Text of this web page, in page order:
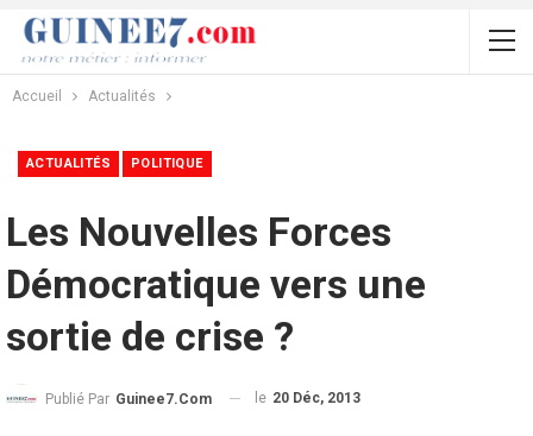
Accueil Actualités
ACTUALITÉS POLITIQUE
Les Nouvelles Forces
Démocratique vers une
sortie de crise ?
Publié Par Guinee7.com le 20 Déc, 2013